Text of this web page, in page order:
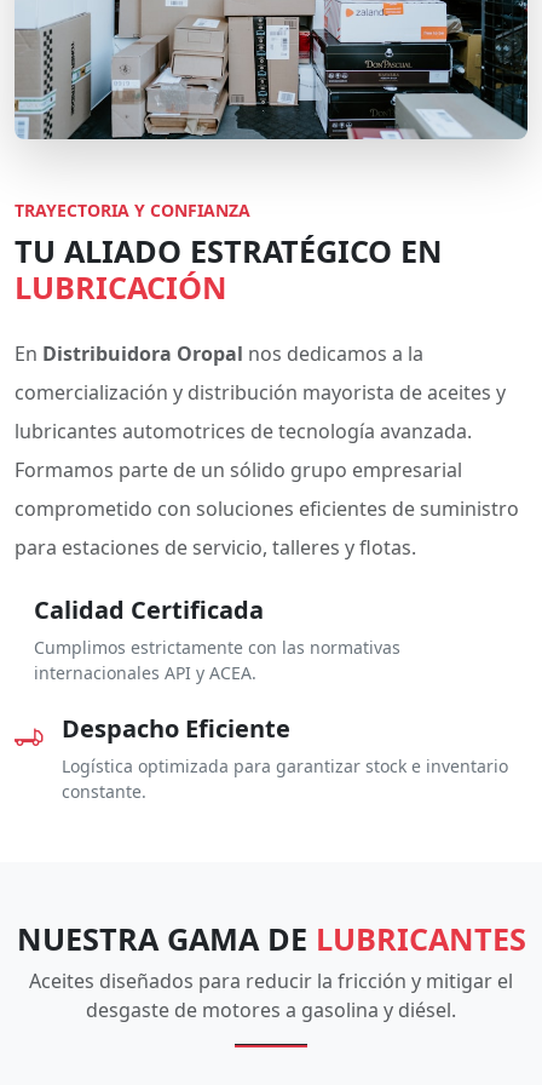
TRAYECTORIA Y CONFIANZA
TU ALIADO ESTRATÉGICO EN
LUBRICACIÓN
En Distribuidora Oropal nos dedicamos a la
comercialización y distribución mayorista de aceites y
lubricantes automotrices de tecnología avanzada.
Formamos parte de un sólido grupo empresarial
comprometido con soluciones eficientes de suministro
para estaciones de servicio, talleres y flotas.
Calidad Certificada
Cumplimos estrictamente con las normativas
internacionales API y ACEA.
Despacho Eficiente
Logística optimizada para garantizar stock e inventario
constante.
NUESTRA GAMA DE LUBRICANTES
Aceites diseñados para reducir la fricción y mitigar el
desgaste de motores a gasolina y diésel.